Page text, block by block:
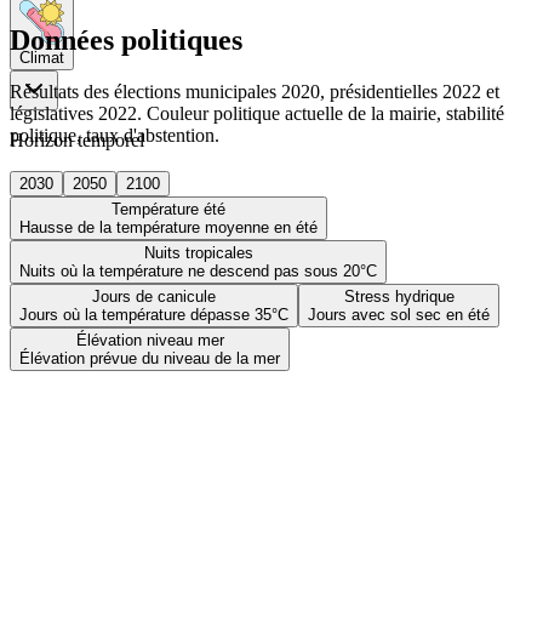
Climat
Horizon temporel
2030 2050
2100
Température été
Hausse de la température moyenne en été
Nuits tropicales
Nuits où la température ne descend pas sous 20°C
Jours de canicule
Jours où la température dépasse 35°C
Stress hydrique
Jours avec sol sec en été
Élévation niveau mer
Élévation prévue du niveau de la mer
Données politiques
Résultats des élections municipales 2020, présidentielles 2022 et
législatives 2022. Couleur politique actuelle de la mairie, stabilité
politique, taux d'abstention.